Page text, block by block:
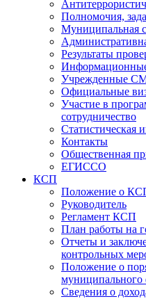
Полномочия,
Муниципальная
Результаты
Учрежденные
Официальные
Участие в
сотрудничество
Статистическая
Контакты
Общественная
ЕГИССО
КСП
Положение о
Руководитель
Регламент КСП
План работы на
Отчеты и
контрольных
Положение о
муниципального
Сведения о